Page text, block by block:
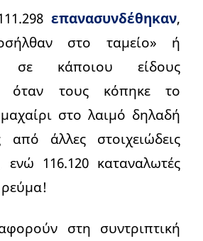
επανασυνδέθηκαν,
στο ταμείο» ή
σε κάποιου είδους
όταν τους κόπηκε το
στο λαιμό δηλαδή
από άλλες στοιχειώδεις
ενώ 116.120 καταναλωτές
ρεύμα!
στη συντριπτική